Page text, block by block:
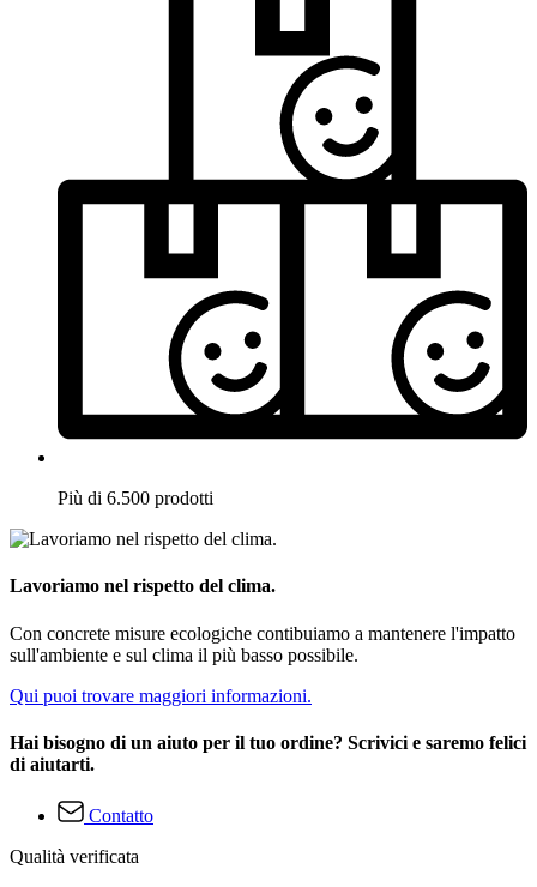
Più di 6.500 prodotti
Lavoriamo nel rispetto del clima.
Con concrete misure ecologiche contibuiamo a mantenere l'impatto
sull'ambiente e sul clima il più basso possibile.
Qui puoi trovare maggiori informazioni.
Hai bisogno di un aiuto per il tuo ordine? Scrivici e saremo felici
di aiutarti.
Contatto
Qualità verificata